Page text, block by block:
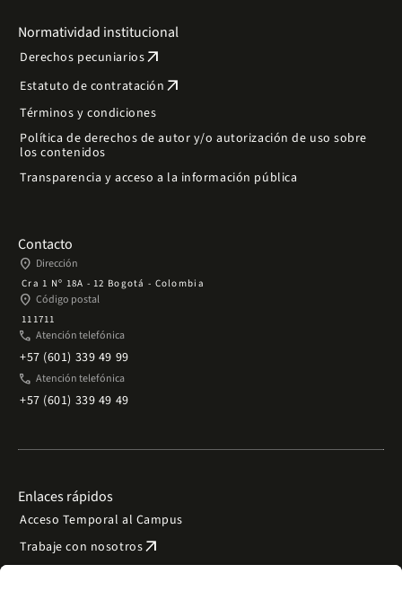
Normatividad institucional
Derechos pecuniariosarrow_outward
Estatuto de contratación arrow_outward
Términos y condiciones
Política de derechos de autor y/o autorización de uso sobre
los contenidos
Transparencia y acceso a la información pública
Contacto
place Dirección
Cra 1 Nº 18A - 12 Bogotá - Colombia
place Código postal
111711
phone Atención telefónica
+57 (601) 339 49 99
phone Atención telefónica
+57 (601) 339 49 49
Enlaces rápidos
Acceso Temporal al Campus
Trabaje con nosotrosarrow_outward